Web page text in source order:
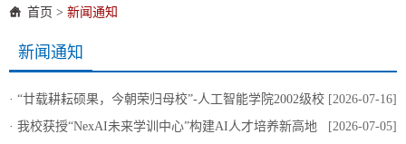
首页 > 新闻通知
新闻通知
[2026-07-16]
· “廿载耕耘硕果，今朝荣归母校”-人工智能学院2002级校
友毕业20周年返校座谈会圆满举行
[2026-07-05]
· 我校获授“NexAI未来学训中心”构建AI人才培养新高地